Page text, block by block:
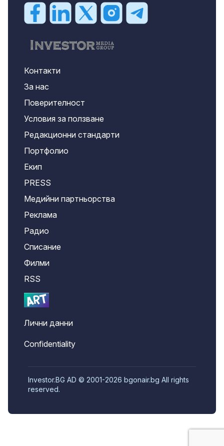
Контакти
За нас
Поверителност
Условия за ползване
Редакционни стандарти
Портфолио
Екип
PRESS
Медийни партньорства
Реклама
Радио
Списание
Филми
RSS
Лични данни
Confidentiality
Investor.BG AD © 2001-2026 bgonair.bg All rights
reserved.